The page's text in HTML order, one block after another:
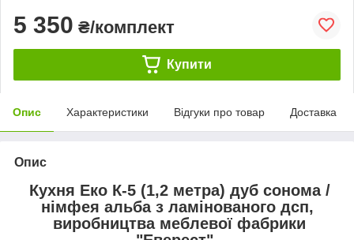
5 350 ₴/комплект
Купити
Опис Характеристики Відгуки про товар Доставка
Опис
Кухня Еко К-5 (1,2 метра) дуб сонома /
німфея альба з ламінованого дсп,
виробництва меблевої фабрики